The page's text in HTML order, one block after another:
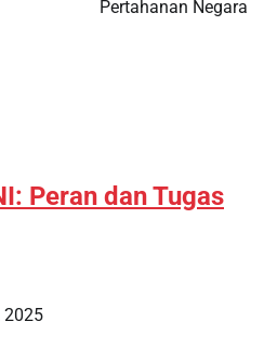
Pertahanan Negara
Peran dan Tugas
2025